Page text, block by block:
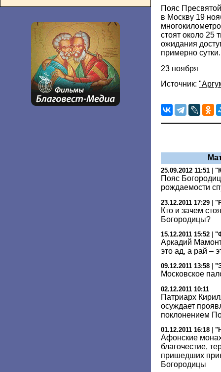
Пояс
в Москву 19
стоят около 25
ожидания
примерно сутки.
23 ноября
Источник:
25.09.2012 11:51
Пояс
рождаемости
23.12.2011 17:29 |
Кто и зачем
Богородицы?
15.12.2011 15:52
Аркадий
это ад, а рай –
09.12.2011 13:58
Московское
02.12.2011 10:11
Патриарх
осуждает
поклонением
01.12.2011 16:18
Афонские
благочестие,
пришедших
Богородицы